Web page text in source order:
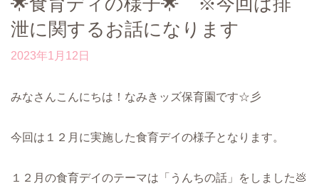
泄に関するお話になります
2023年1月12日
みなさんこんにちは！なみきッズ保育園です☆彡
今回は１２月に実施した食育デイの様子となります。
１２月の食育デイのテーマは「うんちの話」をしました💩